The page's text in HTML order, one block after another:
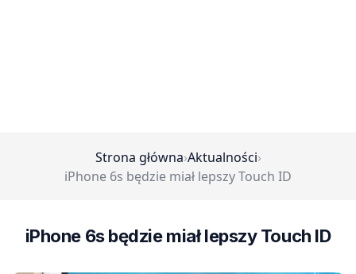
Strona główna›Aktualności›
iPhone 6s będzie miał lepszy Touch ID
iPhone 6s będzie miał lepszy Touch ID